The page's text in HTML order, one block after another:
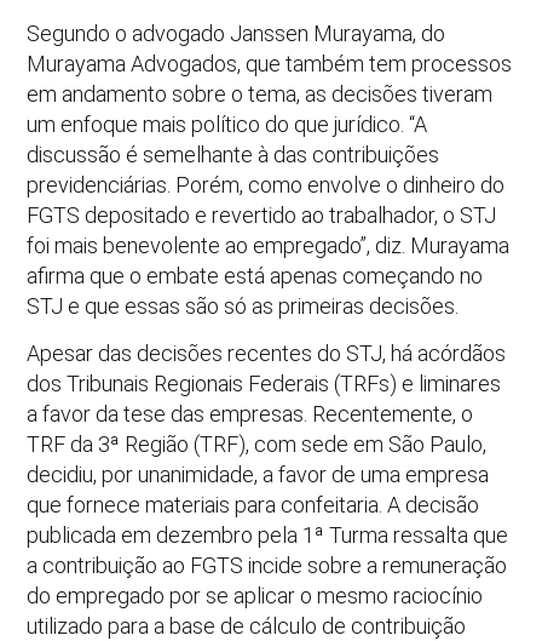
Segundo o advogado Janssen Murayama, do
Murayama Advogados, que também tem processos
em andamento sobre o tema, as decisões tiveram
um enfoque mais político do que jurídico. “A
discussão é semelhante à das contribuições
previdenciárias. Porém, como envolve o dinheiro do
FGTS depositado e revertido ao trabalhador, o STJ
foi mais benevolente ao empregado”, diz. Murayama
afirma que o embate está apenas começando no
STJ e que essas são só as primeiras decisões.
Apesar das decisões recentes do STJ, há acórdãos
dos Tribunais Regionais Federais (TRFs) e liminares
a favor da tese das empresas. Recentemente, o
TRF da 3ª Região (TRF), com sede em São Paulo,
decidiu, por unanimidade, a favor de uma empresa
que fornece materiais para confeitaria. A decisão
publicada em dezembro pela 1ª Turma ressalta que
a contribuição ao FGTS incide sobre a remuneração
do empregado por se aplicar o mesmo raciocínio
utilizado para a base de cálculo de contribuição